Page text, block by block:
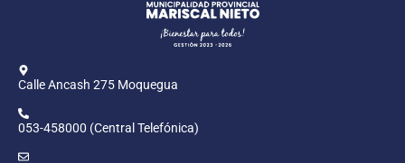
Calle Ancash 275 Moquegua
053-458000 (Central Telefónica)